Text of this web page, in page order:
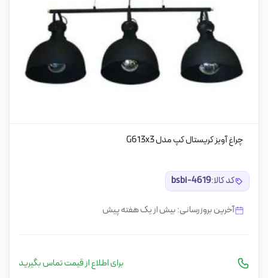
چراغ آویز کریستال کپ مدل G613x3
کد کالا:bsbi-4619
آخرین بروزرسانی: بیش از یک هفته پیش
برای اطلاع از قیمت تماس بگیرید